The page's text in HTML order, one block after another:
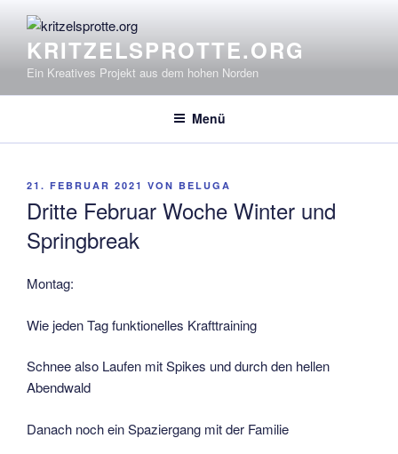
Inhalt
springenKRITZELSPROTTE.ORG
Ein Kreatives Projekt aus dem hohen Norden
Menü
VERÖFFENTLICHT
21. FEBRUAR 2021 VON BELUGA
Dritte Februar Woche Winter und
Springbreak
Montag:
Wie jeden Tag funktionelles Krafttraining
Schnee also Laufen mit Spikes und durch den hellen
Abendwald
Danach noch ein Spaziergang mit der Familie